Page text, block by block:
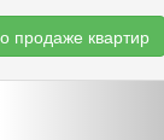
продаже квартир